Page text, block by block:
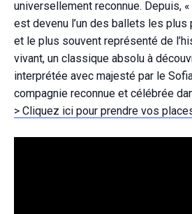
universellement reconnue. Depuis,
est devenu l’un des ballets les plus
et le plus souvent représenté de
vivant, un classique absolu à
interprétée avec majesté par le
compagnie reconnue et célébrée
> Cliquez ici pour prendre vos